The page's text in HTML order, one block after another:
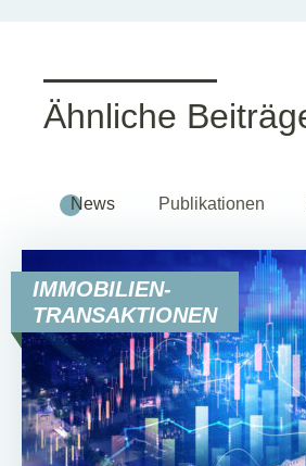
Ähnliche
News Publikationen
IMMOBILIEN-
TRANSAKTIONEN